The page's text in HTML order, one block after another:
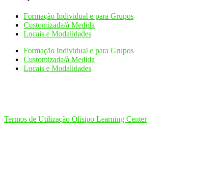
Formação Individual e para Grupos
Customizada/à Medida
Locais e Modalidades
Formação Individual e para Grupos
Customizada/à Medida
Locais e Modalidades
Termos de Utilização Olisipo Learning Center